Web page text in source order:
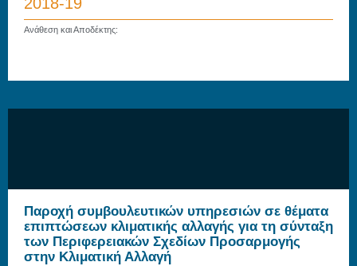
Ανάθεση και Αποδέκτης:
Παροχή συμβουλευτικών υπηρεσιών σε θέματα
επιπτώσεων κλιματικής αλλαγής για τη σύνταξη
των Περιφερειακών Σχεδίων Προσαρμογής
στην Κλιματική Αλλαγή